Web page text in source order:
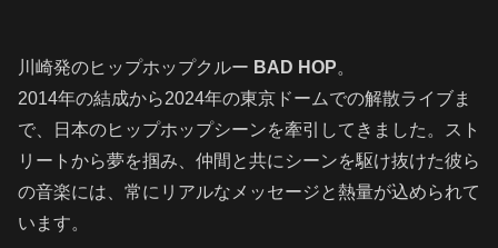
川崎発のヒップホップクルー BAD HOP。
2014年の結成から2024年の東京ドームでの解散ライブま
で、日本のヒップホップシーンを牽引してきました。スト
リートから夢を掴み、仲間と共にシーンを駆け抜けた彼ら
の音楽には、常にリアルなメッセージと熱量が込められて
います。